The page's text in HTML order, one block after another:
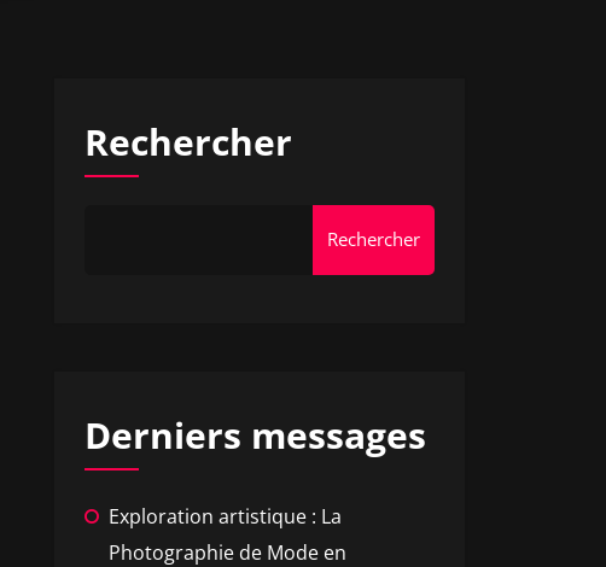
Rechercher
Rechercher
Derniers messages
Exploration artistique : La
Photographie de Mode en